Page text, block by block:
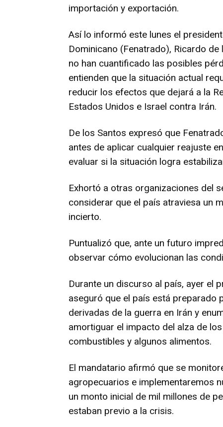
importación y exportación.
Así lo informó este lunes el
Dominicano (Fenatrado), Ricardo
no han cuantificado las posibles
entienden que la situación actual
reducir los efectos que dejará a la
Estados Unidos e Israel contra Irán.
De los Santos expresó que
antes de aplicar cualquier reajuste
evaluar si la situación logra
Exhortó a otras organizaciones del
considerar que el país atraviesa un
incierto.
Puntualizó que, ante un futuro
observar cómo evolucionan las
Durante un discurso al país, ayer el
aseguró que el país está preparado
derivadas de la guerra en Irán y
amortiguar el impacto del alza de
combustibles y algunos alimentos.
El mandatario afirmó que se
agropecuarios e implementaremos
un monto inicial de mil millones de
estaban previo a la crisis.